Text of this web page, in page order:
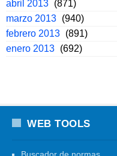
abril 2013 (871)
marzo 2013 (940)
febrero 2013 (891)
enero 2013 (692)
WEB TOOLS